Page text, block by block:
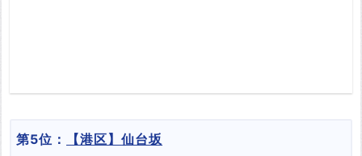
第5位： 【港区】仙台坂